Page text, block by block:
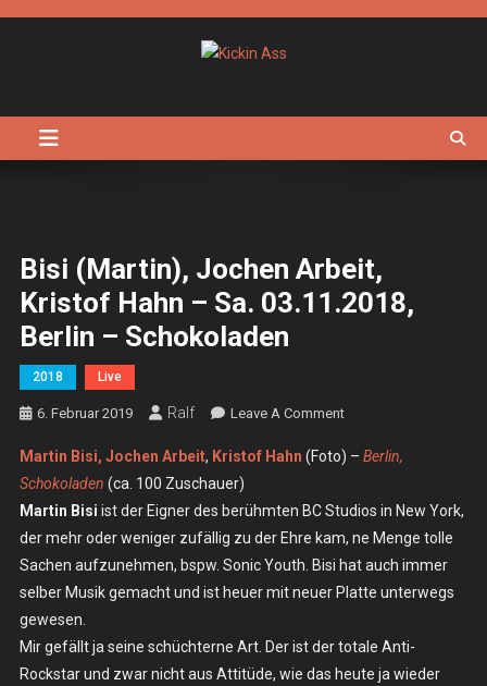
Bisi (Martin), Jochen Arbeit,
Kristof Hahn – Sa. 03.11.2018,
Berlin – Schokoladen
2018 Live
6. Februar 2019 Ralf Leave A CommentOn
(Martin),
Arbeit,
Kristof
Hahn
–
03.11.2018,
Martin Bisi, Jochen Arbeit, Kristof Hahn (Foto) – Berlin,
Schokoladen (ca. 100 Zuschauer)
Martin Bisi ist der Eigner des berühmten BC Studios in New York,
der mehr oder weniger zufällig zu der Ehre kam, ne Menge tolle
Sachen aufzunehmen, bspw. Sonic Youth. Bisi hat auch immer
selber Musik gemacht und ist heuer mit neuer Platte unterwegs
gewesen.
Mir gefällt ja seine schüchterne Art. Der ist der totale Anti-
Rockstar und zwar nicht aus Attitüde, wie das heute ja wieder